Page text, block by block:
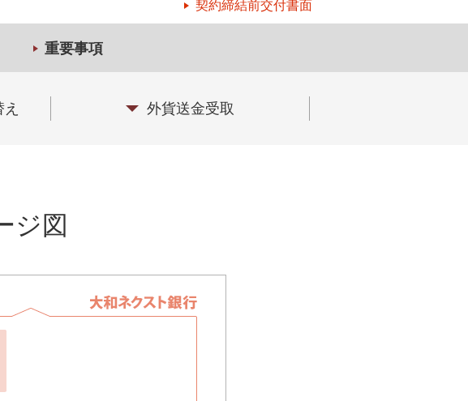
契約締結前交付書面
外貨送金受取
重要事項
ジ図